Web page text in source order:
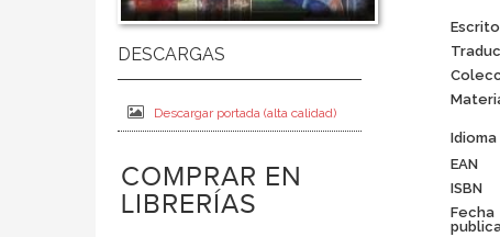
Descargar portada (alta calidad)
COMPRAR EN
LIBRERÍAS
Idioma
EAN
ISBN
Fecha